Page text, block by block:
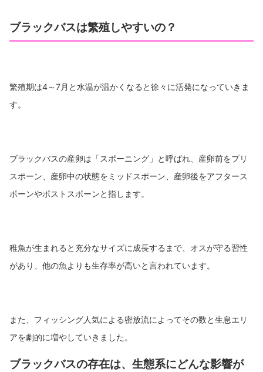
ブラックバスは繁殖しやすいの？
繁殖期は4～7月と水温が温かくなると徐々に活発になっていきま
す。
ブラックバスの産卵は「スポーニング」と呼ばれ、産卵前をプリ
スポーン、産卵中の状態をミッドスポーン、産卵後をアフタース
ポーンやポストスポーンと指します。
稚魚が生まれると充分なサイズに成長するまで、オスが守る習性
があり、他の魚よりも生存率が高いと言われています。
また、フィッシング人気による密放流によってその数と生息エリ
アを劇的に増やしていきました。
ブラックバスの存在は、生態系にどんな影響が